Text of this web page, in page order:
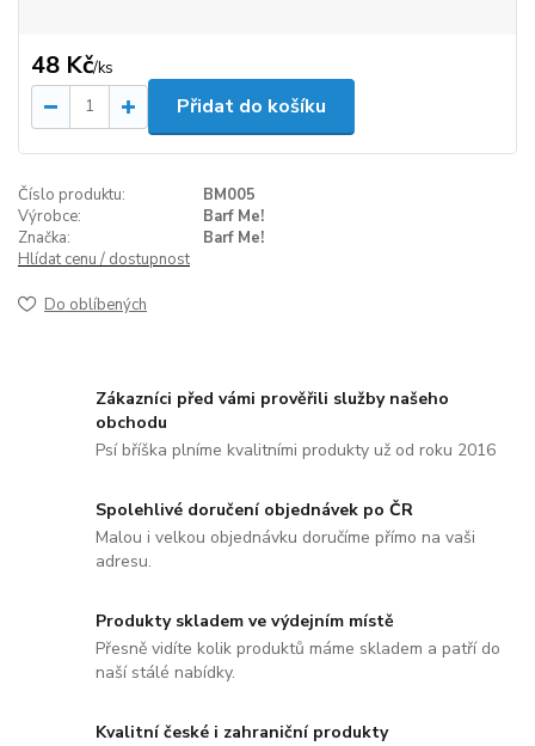
48 Kč/ks
Přidat do košíku
Číslo produktu:
BM005
Výrobce:
Barf Me!
Značka:
Barf Me!
Hlídat cenu / dostupnost
Do oblíbených
Zákazníci před vámi prověřili služby našeho
obchodu
Psí bříška plníme kvalitními produkty už od roku 2016
Spolehlivé doručení objednávek po ČR
Malou i velkou objednávku doručíme přímo na vaši
adresu.
Produkty skladem ve výdejním místě
Přesně vidíte kolik produktů máme skladem a patří do
naší stálé nabídky.
Kvalitní české i zahraniční produkty